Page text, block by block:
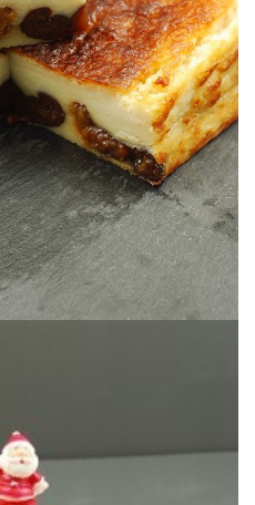
VEGANAS PARA
O CLAFOUTIS
VEGANO
SEDOSO